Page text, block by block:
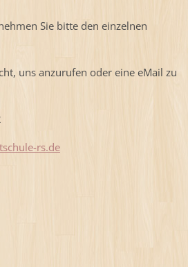
Sie bitte den einzelnen
uns anzurufen oder eine eMail zu
rs.de